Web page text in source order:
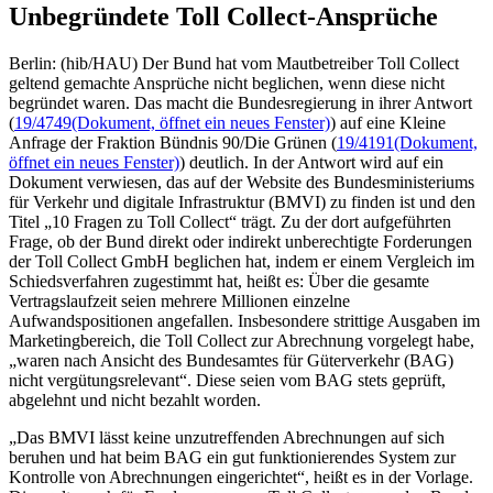
Unbegründete Toll Collect-Ansprüche
Berlin: (hib/HAU) Der Bund hat vom Mautbetreiber Toll Collect
geltend gemachte Ansprüche nicht beglichen, wenn diese nicht
begründet waren. Das macht die Bundesregierung in ihrer Antwort
(19/4749(Dokument, öffnet ein neues Fenster)) auf eine Kleine
Anfrage der Fraktion Bündnis 90/Die Grünen (19/4191(Dokument,
öffnet ein neues Fenster)) deutlich. In der Antwort wird auf ein
Dokument verwiesen, das auf der Website des Bundesministeriums
für Verkehr und digitale Infrastruktur (BMVI) zu finden ist und den
Titel „10 Fragen zu Toll Collect“ trägt. Zu der dort aufgeführten
Frage, ob der Bund direkt oder indirekt unberechtigte Forderungen
der Toll Collect GmbH beglichen hat, indem er einem Vergleich im
Schiedsverfahren zugestimmt hat, heißt es: Über die gesamte
Vertragslaufzeit seien mehrere Millionen einzelne
Aufwandspositionen angefallen. Insbesondere strittige Ausgaben im
Marketingbereich, die Toll Collect zur Abrechnung vorgelegt habe,
„waren nach Ansicht des Bundesamtes für Güterverkehr (BAG)
nicht vergütungsrelevant“. Diese seien vom BAG stets geprüft,
abgelehnt und nicht bezahlt worden.
„Das BMVI lässt keine unzutreffenden Abrechnungen auf sich
beruhen und hat beim BAG ein gut funktionierendes System zur
Kontrolle von Abrechnungen eingerichtet“, heißt es in der Vorlage.